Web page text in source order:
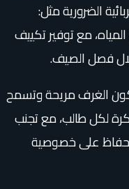
الضرورية مثل:
المياه، مع توفير تكييف
فصل الصيف.
الغرف مريحة وتسمح
لكل طالب، مع تجنب
على خصوصية